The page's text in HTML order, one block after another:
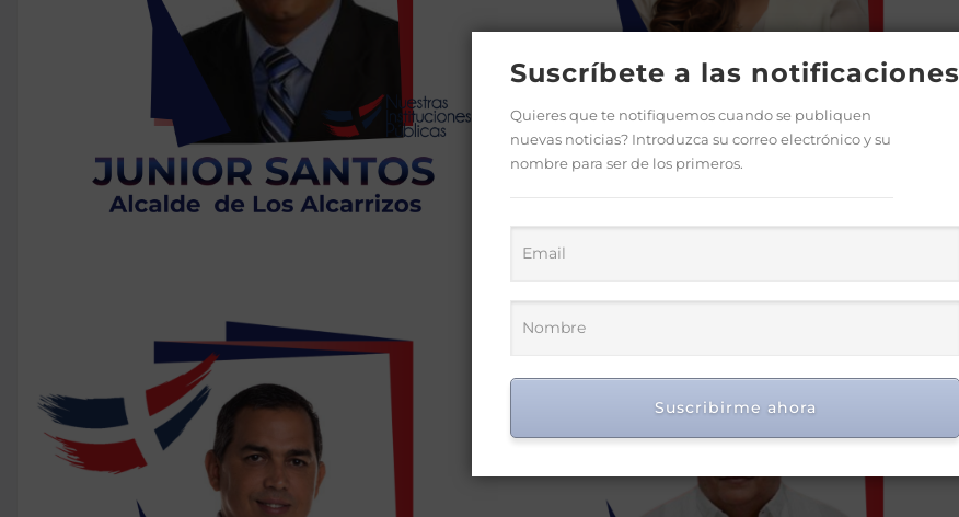
Suscríbete a las notificaciones
Quieres que te notifiquemos cuando se publiquen
nuevas noticias? Introduzca su correo electrónico y su
nombre para ser de los primeros.
Suscribirme ahora